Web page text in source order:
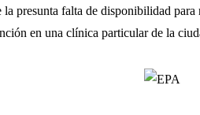
la presunta falta de disponibilidad
en una clínica particular de la